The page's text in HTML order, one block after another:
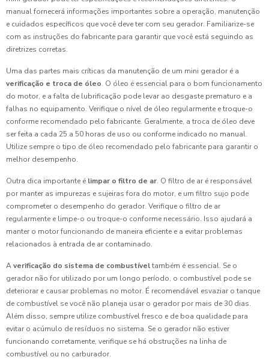
manual fornecerá informações importantes sobre a operação, manutenção
e cuidados específicos que você deve ter com seu gerador. Familiarize-se
com as instruções do fabricante para garantir que você está seguindo as
diretrizes corretas.
Uma das partes mais críticas da manutenção de um mini gerador é a
verificação e troca de óleo. O óleo é essencial para o bom funcionamento
do motor, e a falta de lubrificação pode levar ao desgaste prematuro e a
falhas no equipamento. Verifique o nível de óleo regularmente e troque-o
conforme recomendado pelo fabricante. Geralmente, a troca de óleo deve
ser feita a cada 25 a 50 horas de uso ou conforme indicado no manual.
Utilize sempre o tipo de óleo recomendado pelo fabricante para garantir o
melhor desempenho.
Outra dica importante é limpar o filtro de ar. O filtro de ar é responsável
por manter as impurezas e sujeiras fora do motor, e um filtro sujo pode
comprometer o desempenho do gerador. Verifique o filtro de ar
regularmente e limpe-o ou troque-o conforme necessário. Isso ajudará a
manter o motor funcionando de maneira eficiente e a evitar problemas
relacionados à entrada de ar contaminado.
Averificação do sistema de combustíveltambém é essencial. Se o
gerador não for utilizado por um longo período, o combustível pode se
deteriorar e causar problemas no motor. É recomendável esvaziar o tanque
de combustível se você não planeja usar o gerador por mais de 30 dias.
Além disso, sempre utilize combustível fresco e de boa qualidade para
evitar o acúmulo de resíduos no sistema. Se o gerador não estiver
funcionando corretamente, verifique se há obstruções na linha de
combustível ou no carburador.